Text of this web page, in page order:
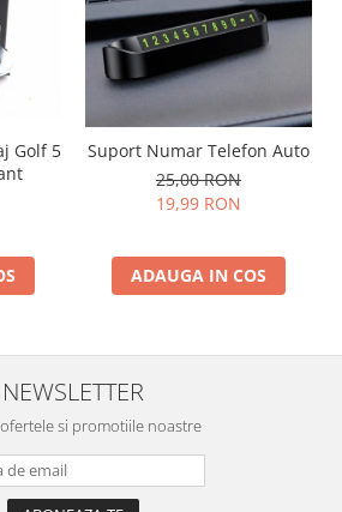
Golf 5
Suport Numar Telefon Auto
25,00 RON
19,99 RON
ADAUGA IN COS
NEWSLETTER
si promotiile noastre